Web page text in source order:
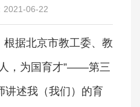
2021-06-22
根据北京市教工委、教
，为国育才”——第三
讲述我（我们）的育